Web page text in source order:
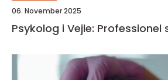
06. November 2025
Psykolog i Vejle: